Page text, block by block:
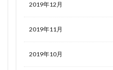
2019年12月
2019年11月
2019年10月